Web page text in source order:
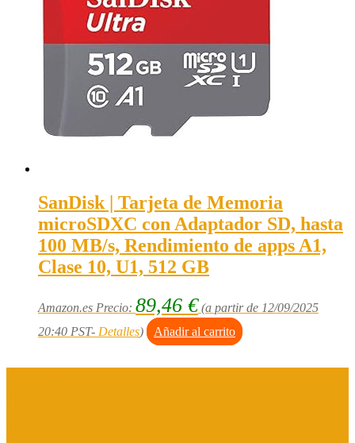
SanDisk | Tarjeta de Memoria
microSDXC con Adaptador SD, hasta
100 MB/s, Rendimiento de apps A1,
Clase 10, U1, 512 GB
Amazon.es Precio: 89,46 € (a partir de 12/09/2025
20:40 PST- Detalles) Añadir al carrito